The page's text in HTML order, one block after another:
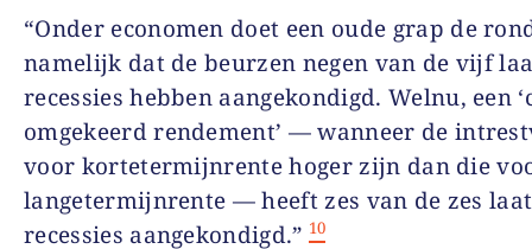
“Onder economen doet een oude grap de
namelijk dat de beurzen negen van de vijf
recessies hebben aangekondigd. Welnu, een
omgekeerd rendement’ — wanneer de
voor kortetermijnrente hoger zijn dan die
langetermijnrente — heeft zes van de zes
recessies aangekondigd.” 10